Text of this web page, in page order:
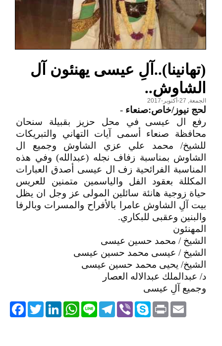
(تهانينا)..آلِ عيسى يهنئون آل
الشاوش..
الجمعة, 27-أكتوبر-2017
لحج نيوز/خاص:صنعاء -
رفع ال عيسى في محل حزيز بقبيلة سنحان
محافظة صنعاء أسمى آيات التهاني والتبريكات
للشيخ/ محمد علي عزي الشاوش وجميع ال
الشاوش بمناسبة زفاف نجله (عبدالله) وفي هذه
المناسبة الفرائحية زف ال عيسى أصدق العبارات
المكللة بعقود الفل والياسمين متمنين للعريس
حياة زوجية هانئة سائلين المولى عز وجل ان يظل
بيت آلِ الشاوش عامرا بالأفراح والمسرات وبالرفا
والبنين وعقبى للبكاري.
المهنئون
الشيخ / محمد حسين عيسى
الشيخ / عيسى محمد حسين عيسى
الشيخ/ يحيى محمد حسين عيسى
د/ عبدالملك عبدالاله العصار
وجميع آلِ عيسى
TwitterLinkedIn
WhatsApp Line
Telegram ViberSkype PrintEmail